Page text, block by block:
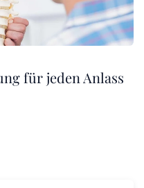
für jeden Anlass